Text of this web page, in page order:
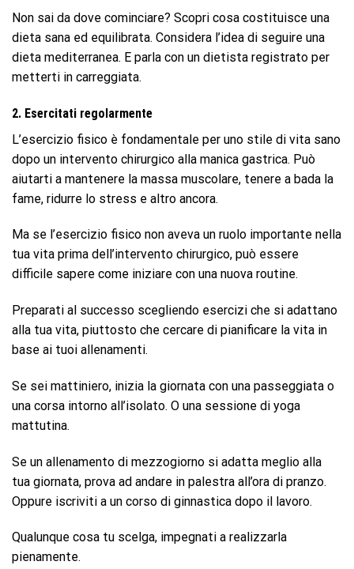
Non sai da dove cominciare? Scopri cosa costituisce una
dieta sana ed equilibrata. Considera l’idea di seguire una
dieta mediterranea. E parla con un dietista registrato per
metterti in carreggiata.
2. Esercitati regolarmente
L’esercizio fisico è fondamentale per uno stile di vita sano
dopo un intervento chirurgico alla manica gastrica. Può
aiutarti a mantenere la massa muscolare, tenere a bada la
fame, ridurre lo stress e altro ancora.
Ma se l’esercizio fisico non aveva un ruolo importante nella
tua vita prima dell’intervento chirurgico, può essere
difficile sapere come iniziare con una nuova routine.
Preparati al successo scegliendo esercizi che si adattano
alla tua vita, piuttosto che cercare di pianificare la vita in
base ai tuoi allenamenti.
Se sei mattiniero, inizia la giornata con una passeggiata o
una corsa intorno all’isolato. O una sessione di yoga
mattutina.
Se un allenamento di mezzogiorno si adatta meglio alla
tua giornata, prova ad andare in palestra all’ora di pranzo.
Oppure iscriviti a un corso di ginnastica dopo il lavoro.
Qualunque cosa tu scelga, impegnati a realizzarla
pienamente.